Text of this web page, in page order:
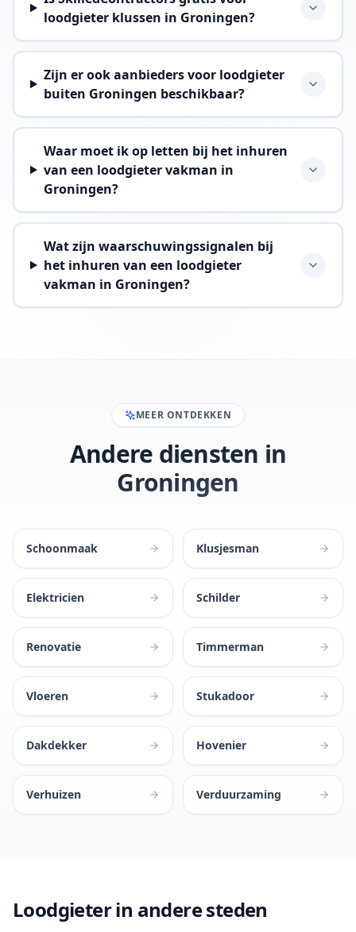
loodgieter klussen in Groningen?
Zijn er ook aanbieders voor loodgieter
buiten Groningen beschikbaar?
Waar moet ik op letten bij het inhuren
van een loodgieter vakman in
Groningen?
Wat zijn waarschuwingssignalen bij
het inhuren van een loodgieter
vakman in Groningen?
MEER ONTDEKKEN
Andere diensten in
Groningen
Schoonmaak Klusjesman
Elektricien Schilder
Renovatie Timmerman
Vloeren Stukadoor
Dakdekker Hovenier
Verhuizen Verduurzaming
Loodgieter in andere steden